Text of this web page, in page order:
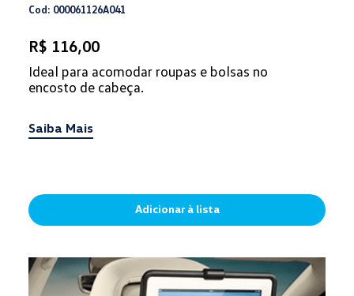
Cod: 000061126A041
R$ 116,00
Ideal para acomodar roupas e bolsas no
encosto de cabeça.
Saiba Mais
Adicionar à lista